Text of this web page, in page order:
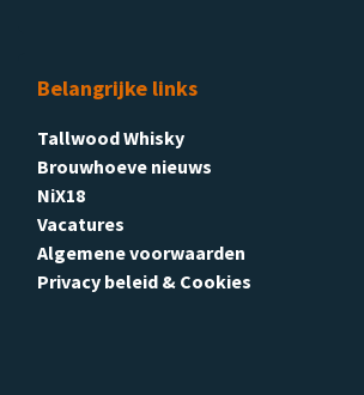
Belangrijke links
Tallwood Whisky
Brouwhoeve nieuws
NiX18
Vacatures
Algemene voorwaarden
Privacy beleid & Cookies